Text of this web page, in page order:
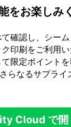
2 walls,
08m 20s  1 プレ
19m 47s  1 プレ
をお楽しみ
確認し、シー
印刷をご利用
限定ポイント
らなるサプライ
Cloud で開